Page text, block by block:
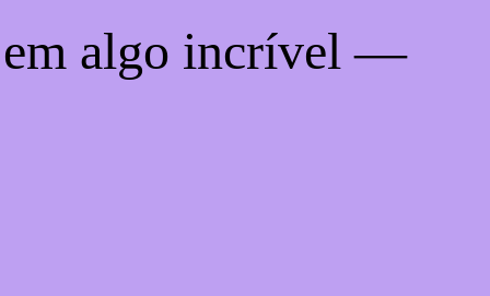
em algo incrível —